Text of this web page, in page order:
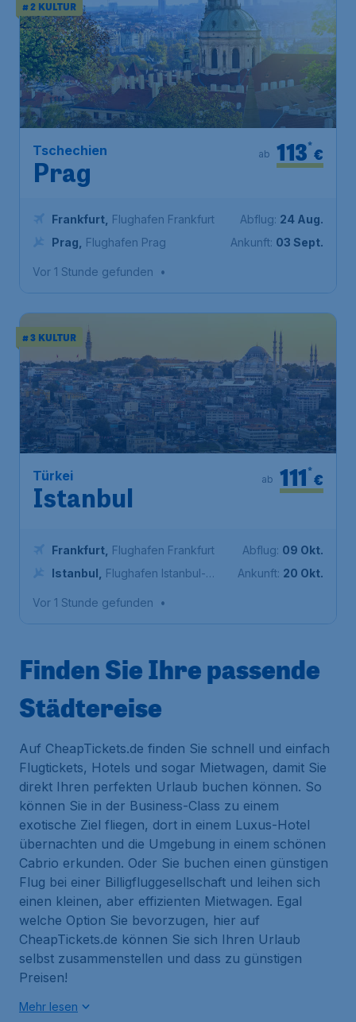
# 2 KULTUR
Tschechien
Prag
€
113*
ab
Frankfurt Flughafen Frankfurt
Prag
Flughafen Prag
Abflug: 24 Aug.
Ankunft: 03 Sept.
Vor 1 Stunde gefunden •
# 3 KULTUR
Türkei
Istanbul
€
111*
ab
Frankfurt Flughafen Frankfurt
Istanbul
Flughafen Istanbul-
Abflug: 09 Okt.
Ankunft: 20 Okt.
Vor 1 Stunde gefunden •
Finden Sie Ihre passende
Städtereise
Auf CheapTickets.de finden Sie schnell und einfach
Flugtickets, Hotels und sogar Mietwagen, damit Sie
direkt Ihren perfekten Urlaub buchen können. So
können Sie in der Business-Class zu einem
exotische Ziel fliegen, dort in einem Luxus-Hotel
übernachten und die Umgebung in einem schönen
Cabrio erkunden. Oder Sie buchen einen günstigen
Flug bei einer Billigfluggesellschaft und leihen sich
einen kleinen, aber effizienten Mietwagen. Egal
welche Option Sie bevorzugen, hier auf
CheapTickets.de können Sie sich Ihren Urlaub
selbst zusammenstellen und dass zu günstigen
Preisen!
Mehr lesen